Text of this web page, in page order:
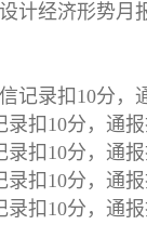
计经济形势月
记录扣10分，
扣10分，通报
扣10分，通报
扣10分，通报
录扣10分，通